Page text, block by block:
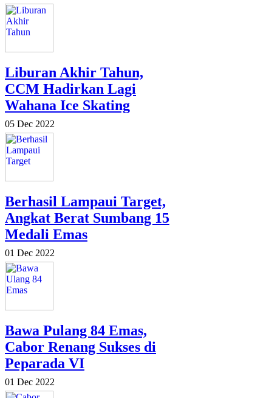
Liburan Akhir Tahun,
CCM Hadirkan Lagi
Wahana Ice Skating
05 Dec 2022
Berhasil Lampaui Target,
Angkat Berat Sumbang 15
Medali Emas
01 Dec 2022
Bawa Pulang 84 Emas,
Cabor Renang Sukses di
Peparada VI
01 Dec 2022